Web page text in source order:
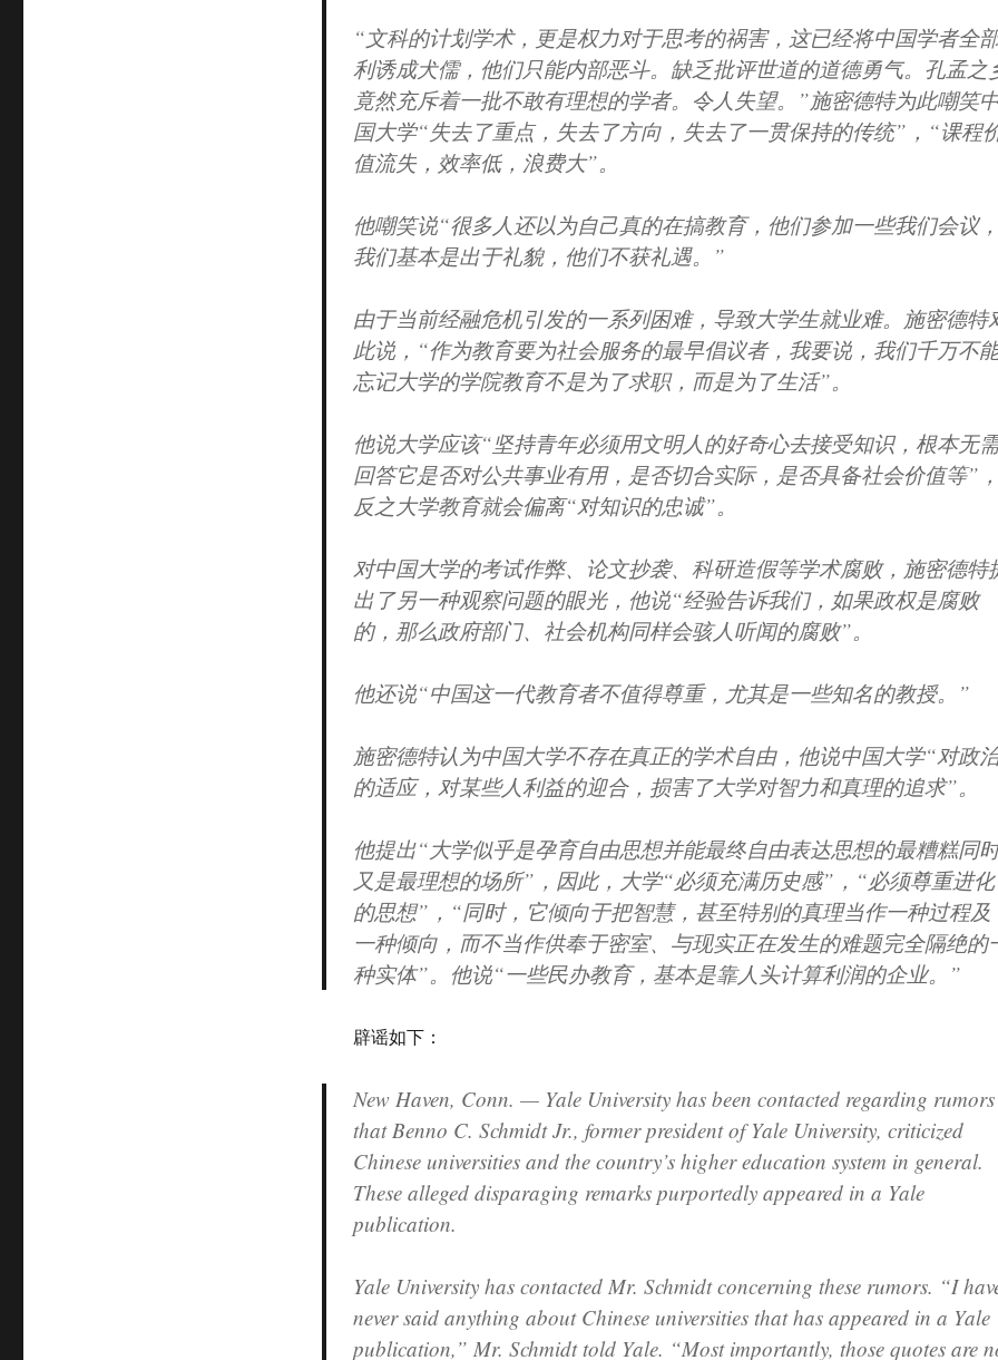
“文科的计划学术，更是权力对于思考的祸害，这已经将中国学者全
利诱成犬儒，他们只能内部恶斗。缺乏批评世道的道德勇气。孔孟之
竟然充斥着一批不敢有理想的学者。令人失望。”施密德特为此嘲笑
国大学“失去了重点，失去了方向，失去了一贯保持的传统”，“课程
值流失，效率低，浪费大”。
他嘲笑说“很多人还以为自己真的在搞教育，他们参加一些我们会议，
我们基本是出于礼貌，他们不获礼遇。”
由于当前经融危机引发的一系列困难，导致大学生就业难。施密德特
此说，“作为教育要为社会服务的最早倡议者，我要说，我们千万不
忘记大学的学院教育不是为了求职，而是为了生活”。
他说大学应该“坚持青年必须用文明人的好奇心去接受知识，根本无
回答它是否对公共事业有用，是否切合实际，是否具备社会价值等”，
反之大学教育就会偏离“对知识的忠诚”。
对中国大学的考试作弊、论文抄袭、科研造假等学术腐败，施密德特
出了另一种观察问题的眼光，他说“经验告诉我们，如果政权是腐败
的，那么政府部门、社会机构同样会骇人听闻的腐败”。
他还说“中国这一代教育者不值得尊重，尤其是一些知名的教授。”
施密德特认为中国大学不存在真正的学术自由，他说中国大学“对政
的适应，对某些人利益的迎合，损害了大学对智力和真理的追求”。
他提出“大学似乎是孕育自由思想并能最终自由表达思想的最糟糕同
又是最理想的场所”，因此，大学“必须充满历史感”，“必须尊重进化
的思想”，“同时，它倾向于把智慧，甚至特别的真理当作一种过程及
一种倾向，而不当作供奉于密室、与现实正在发生的难题完全隔绝的
种实体”。他说“一些民办教育，基本是靠人头计算利润的企业。”
辟谣如下：
New Haven, Conn. — Yale University has been contacted regarding rumors
that Benno C. Schmidt Jr., former president of Yale University, criticized
Chinese universities and the country’s higher education system in general.
These alleged disparaging remarks purportedly appeared in a Yale
publication.
Yale University has contacted Mr. Schmidt concerning these rumors. “I
never said anything about Chinese universities that has appeared in a Yale
publication,” Mr. Schmidt told Yale. “Most importantly, those quotes are